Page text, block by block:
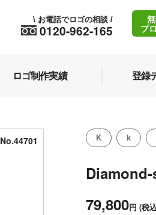
0120-962-165
\ お電話でロゴの相談 /
プ
ロゴ制作実績 登録
No.44701 K k
79,800円 (税